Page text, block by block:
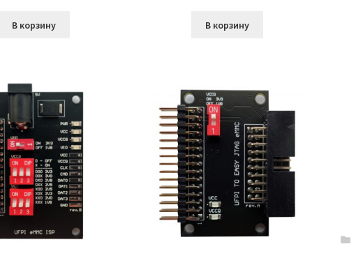
В корзину В корзину